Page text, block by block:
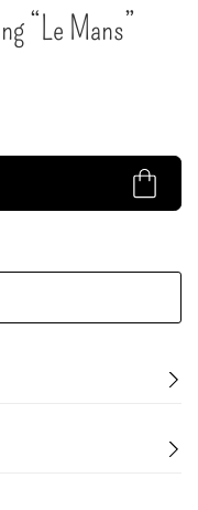
“Le Mans”